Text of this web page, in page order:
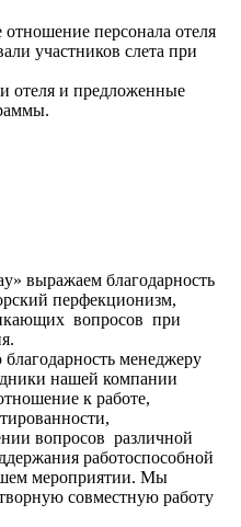
персонала отеля
участников слета при
отеля и предложенные
выражаем благодарность
перфекционизм,
вопросов при
менеджеру
нашей компании
к работе,
вопросов различной
работоспособной
мероприятии. Мы
совместную работу